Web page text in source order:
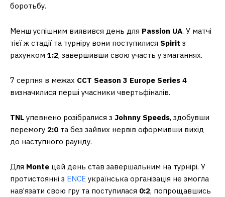
боротьбу.
Менш успішним виявився день для Passion UA. У матчі
тієї ж стадії та турніру вони поступилися Spirit з
рахунком 1:2, завершивши свою участь у змаганнях.
7 серпня в межах CCT Season 3 Europe Series 4
визначилися перші учасники чвертьфіналів.
TNL упевнено розібралися з Johnny Speeds, здобувши
перемогу 2:0 та без зайвих нервів оформивши вихід
до наступного раунду.
Для Monte цей день став завершальним на турнірі. У
протистоянні з ENCE українська організація не змогла
нав’язати свою гру та поступилася 0:2, попрощавшись